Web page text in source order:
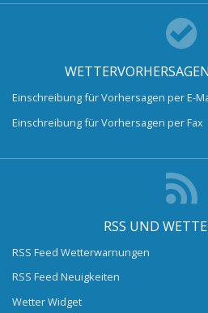
Einschreibung für Vorhersagen per E-
Einschreibung für Vorhersagen per Fax
RSS UND
RSS Feed Wetterwarnungen
RSS Feed Neuigkeiten
Wetter Widget